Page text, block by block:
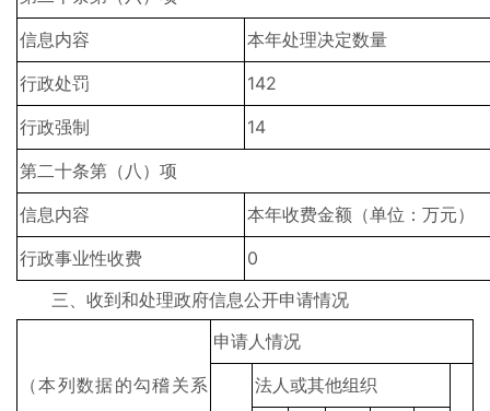
信息内容
本年处理决定数量
行政处罚
142
行政强制
14
第二十条第（八）项
信息内容
本年收费金额（单位：万元）
行政事业性收费
0
三、收到和处理政府信息公开申请情况
（本列数据的勾稽关系
申请人情况
法人或其他组织